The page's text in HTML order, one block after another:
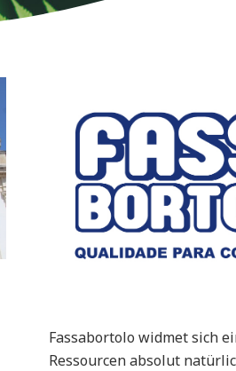
Fassabortolo widmet sich
Ressourcen absolut